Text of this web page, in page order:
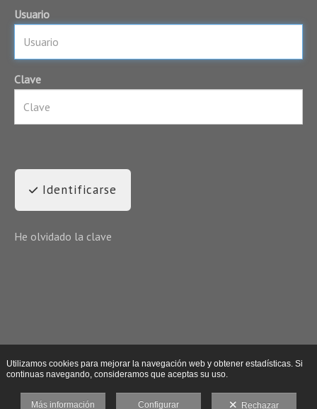
Usuario
Clave
Identificarse
He olvidado la clave
Utilizamos cookies para mejorar la navegación web y obtener estadísticas. Si
continuas navegando, consideramos que aceptas su uso.
Más información Configurar Rechazar